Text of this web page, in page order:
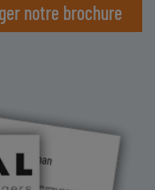
notre brochure